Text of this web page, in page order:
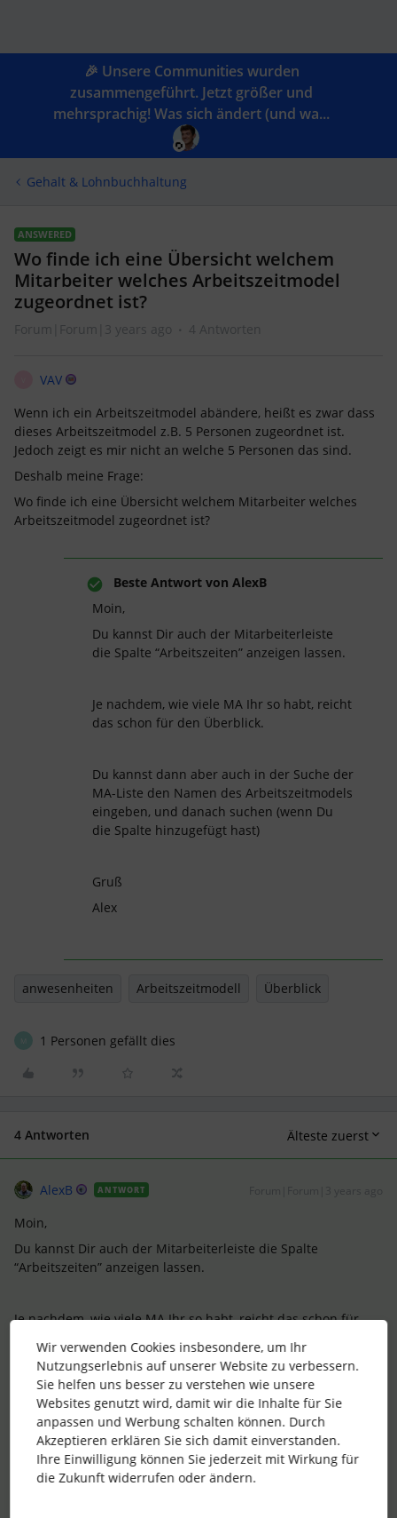
🎉 Unsere Communities wurden
zusammengeführt. Jetzt größer und
mehrsprachig! Was sich ändert (und wa...
Gehalt & Lohnbuchhaltung
ANSWERED
Wo finde ich eine Übersicht welchem
Mitarbeiter welches Arbeitszeitmodel
zugeordnet ist?
Forum|Forum|3 years ago 4 Antworten
VAV
Wenn ich ein Arbeitszeitmodel abändere, heißt es zwar dass
dieses Arbeitszeitmodel z.B. 5 Personen zugeordnet ist.
Jedoch zeigt es mir nicht an welche 5 Personen das sind.
Deshalb meine Frage:
Wo finde ich eine Übersicht welchem Mitarbeiter welches
Arbeitszeitmodel zugeordnet ist?
Beste Antwort von AlexB
Moin,
Du kannst Dir auch der Mitarbeiterleiste
die Spalte “Arbeitszeiten” anzeigen lassen.
Je nachdem, wie viele MA Ihr so habt, reicht
das schon für den Überblick.
Du kannst dann aber auch in der Suche der
MA-Liste den Namen des Arbeitszeitmodels
eingeben, und danach suchen (wenn Du
die Spalte hinzugefügt hast)
Gruß
Alex
anwesenheiten Arbeitszeitmodell Überblick
1 Personen gefällt dies
4 Antworten Älteste zuerst
AlexB ANTWORT
Moin,
Du kannst Dir auch der Mitarbeiterleiste die Spalte
“Arbeitszeiten” anzeigen lassen.
Je nachdem, wie viele MA Ihr so habt, reicht das schon für
Du kannst dann aber auch in der Suche der MA-Liste den
Namen des Arbeitszeitmodels eingeben, und danach suchen
(wenn Du die Spalte hinzugefügt hast)
Gruß
Wir verwenden Cookies insbesondere, um Ihr
Nutzungserlebnis auf unserer Website zu verbessern.
Sie helfen uns besser zu verstehen wie unsere
Websites genutzt wird, damit wir die Inhalte für Sie
anpassen und Werbung schalten können. Durch
Akzeptieren erklären Sie sich damit einverstanden.
Ihre Einwilligung können Sie jederzeit mit Wirkung für
die Zukunft widerrufen oder ändern.